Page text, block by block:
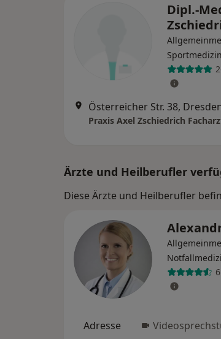
Dipl.-
Österreicher Str. 38,
Ärzte und Heilberufler
Diese Ärzte und Heilberufler
Adresse